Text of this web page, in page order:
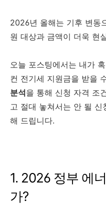
2026년 올해는 기후 변동
원 대상과 금액이 더욱 현
오늘 포스팅에서는 내가
컨 전기세 지원금을 받을
분석을 통해 신청 자격 조
고 절대 놓쳐서는 안 될 신
해 드립니다.
1. 2026 정부 에
가?